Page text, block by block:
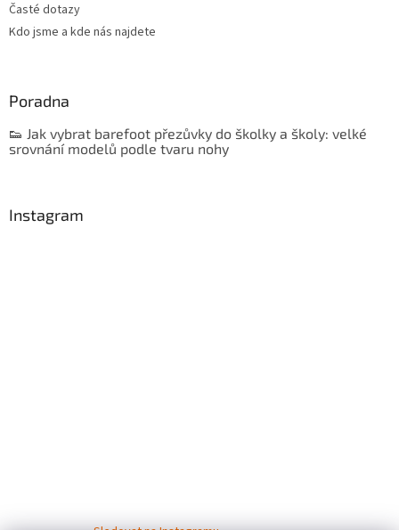
Časté dotazy
Kdo jsme a kde nás najdete
Poradna
👟 Jak vybrat barefoot přezůvky do školky a školy: velké
srovnání modelů podle tvaru nohy
Instagram